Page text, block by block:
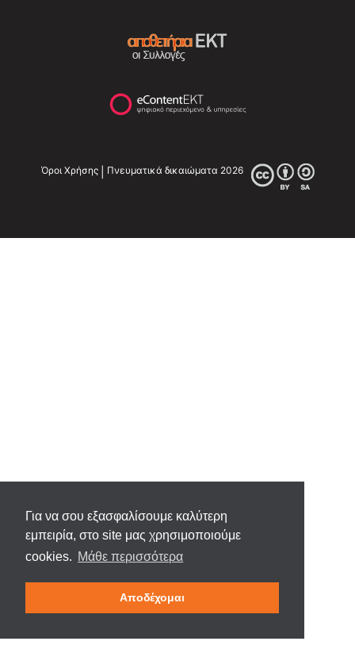
Για να σου εξασφαλίσουμε καλύτερη
εμπειρία, στο site μας χρησιμοποιούμε
cookies. Μάθε περισσότερα
Αποδέχομαι